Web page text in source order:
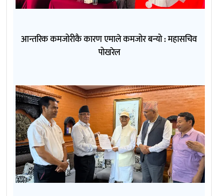
आन्तरिक कमजोरीकै कारण एमाले कमजोर बन्यो : महासचिव
पोखरेल